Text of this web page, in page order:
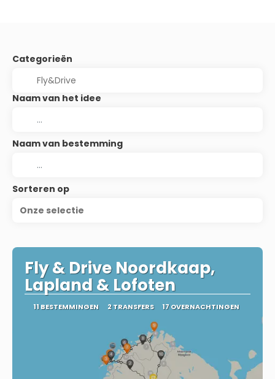
Categorieën
Naam van het idee
Naam van bestemming
Sorteren op
Onze selectie
Fly & Drive Noordkaap,
Lapland & Lofoten
11 BESTEMMINGEN 2 TRANSFERS 17 OVERNACHTINGEN